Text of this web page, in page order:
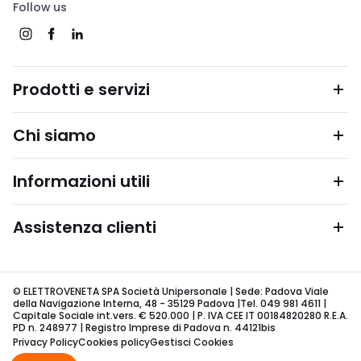
Follow us
Prodotti e servizi
Chi siamo
Informazioni utili
Assistenza clienti
© ELETTROVENETA SPA Società Unipersonale | Sede: Padova Viale
della Navigazione Interna, 48 - 35129 Padova |Tel. 049 981 4611 |
Capitale Sociale int.vers. € 520.000 | P. IVA CEE IT 00184820280 R.E.A.
PD n. 248977 | Registro Imprese di Padova n. 44121bis
Privacy PolicyCookies policyGestisci Cookies